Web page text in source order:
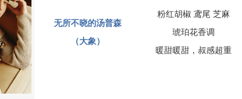
无所不晓的汤普森
（大象）
粉红胡椒 鸢尾 芝麻
琥珀花香调
暖甜暖甜，叔感超重